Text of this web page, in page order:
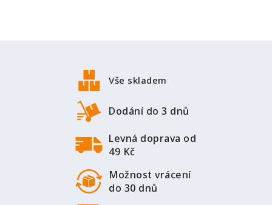
í
r
k
ý
p
Vše skladem
Dodání do 3 dnů
Levná doprava od
49 Kč
Možnost vrácení
do 30 dnů